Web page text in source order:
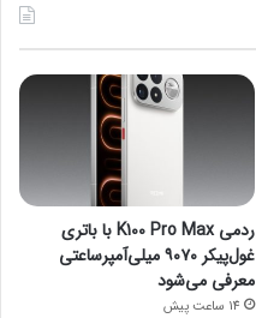
ردمی K100 Pro Max با باتری
غول‌پیکر ۹۰۷۰ میلی‌آمپرساعتی
معرفی می‌شود
14 ساعت پیش